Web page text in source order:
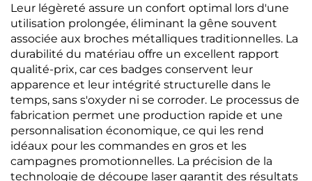
Leur légèreté assure un confort optimal lors d'une
utilisation prolongée, éliminant la gêne souvent
associée aux broches métalliques traditionnelles. La
durabilité du matériau offre un excellent rapport
qualité-prix, car ces badges conservent leur
apparence et leur intégrité structurelle dans le
temps, sans s'oxyder ni se corroder. Le processus de
fabrication permet une production rapide et une
personnalisation économique, ce qui les rend
idéaux pour les commandes en gros et les
campagnes promotionnelles. La précision de la
technologie de découpe laser garantit des résultats